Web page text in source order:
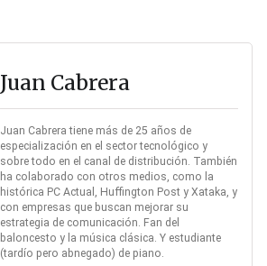
Juan Cabrera
Juan Cabrera tiene más de 25 años de
especialización en el sector tecnológico y
sobre todo en el canal de distribución. También
ha colaborado con otros medios, como la
histórica PC Actual, Huffington Post y Xataka, y
con empresas que buscan mejorar su
estrategia de comunicación. Fan del
baloncesto y la música clásica. Y estudiante
(tardío pero abnegado) de piano.